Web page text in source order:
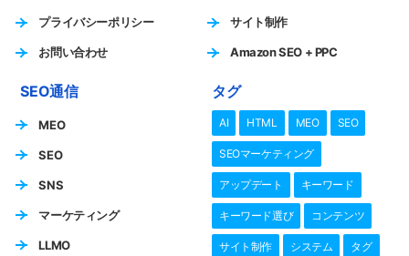
プライバシーポリシー
お問い合わせ
サイト制作
Amazon SEO + PPC
SEO通信
MEO
SEO
SNS
マーケティング
LLMO
タグ
AI HTML MEO SEO
SEOマーケティング
アップデート キーワード
キーワード選び コンテンツ
サイト制作 システム タグ